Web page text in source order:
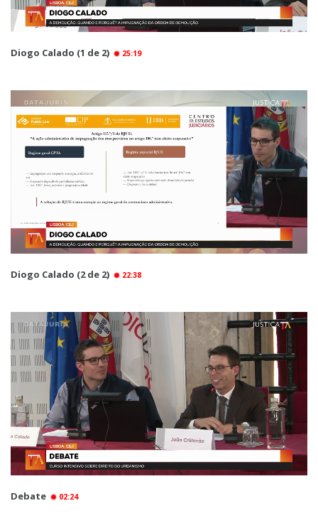
Diogo Calado (1 de 2) 25:19
Diogo Calado (2 de 2) 22:38
Debate 02:24